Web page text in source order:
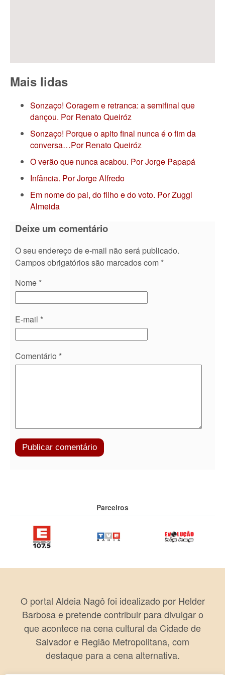
Mais lidas
Sonzaço! Coragem e retranca: a semifinal que
dançou. Por Renato Queiróz
Sonzaço! Porque o apito final nunca é o fim da
conversa…Por Renato Queiróz
O verão que nunca acabou. Por Jorge Papapá
Infância. Por Jorge Alfredo
Em nome do pai, do filho e do voto. Por Zuggi
Almeida
Deixe um comentário
O seu endereço de e-mail não será publicado.
Campos obrigatórios são marcados com *
Nome *
E-mail *
Comentário *
Parceiros
O portal Aldeia Nagô foi idealizado por Helder
Barbosa e pretende contribuir para divulgar o
que acontece na cena cultural da Cidade de
Salvador e Região Metropolitana, com
destaque para a cena alternativa.